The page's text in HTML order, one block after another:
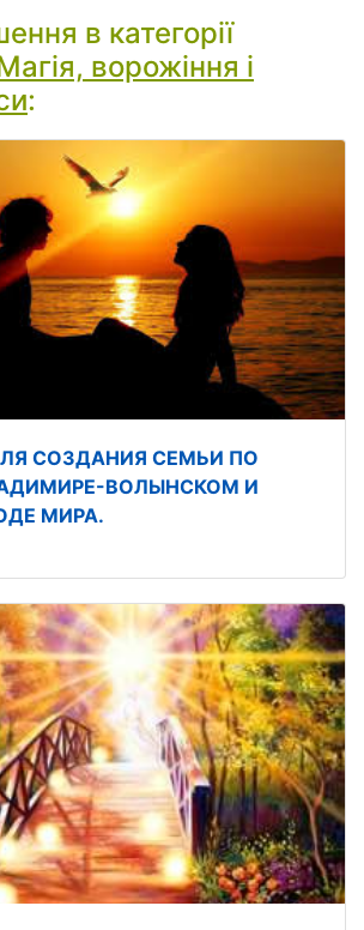
в категорії
ворожіння і
:
СОЗДАНИЯ СЕМЬИ ПО
ВОЛЫНСКОМ И
МИРА.